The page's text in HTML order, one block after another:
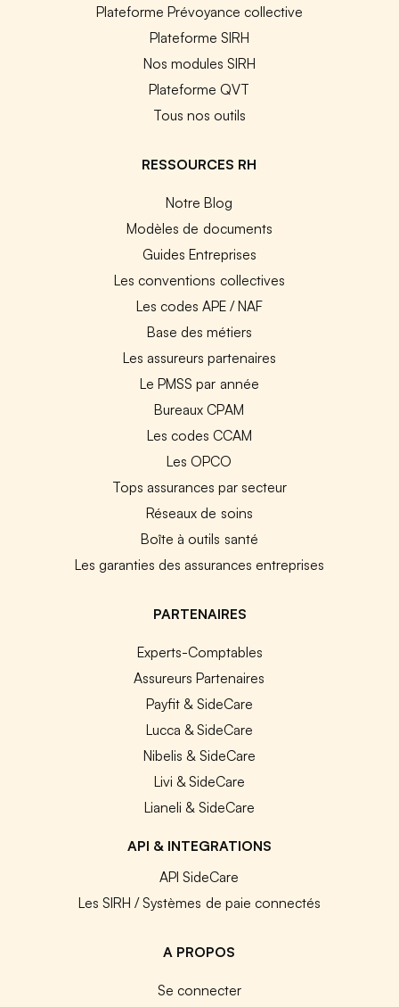
Plateforme Prévoyance collective
Plateforme SIRH
Nos modules SIRH
Plateforme QVT
Tous nos outils
RESSOURCES RH
Notre Blog
Modèles de documents
Guides Entreprises
Les conventions collectives
Les codes APE / NAF
Base des métiers
Les assureurs partenaires
Le PMSS par année
Bureaux CPAM
Les codes CCAM
Les OPCO
Tops assurances par secteur
Réseaux de soins
Boîte à outils santé
Les garanties des assurances entreprises
PARTENAIRES
Experts-Comptables
Assureurs Partenaires
Payfit & SideCare
Lucca & SideCare
Nibelis & SideCare
Livi & SideCare
Lianeli & SideCare
API & INTEGRATIONS
API SideCare
Les SIRH / Systèmes de paie connectés
A PROPOS
Se connecter